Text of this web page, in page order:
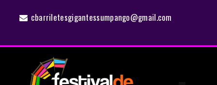
cbarriletesgigantessumpango@gmail.com